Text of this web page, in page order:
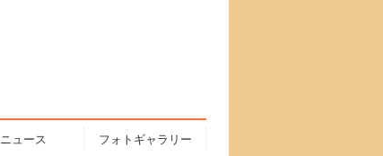
ニュース フォトギャラリー